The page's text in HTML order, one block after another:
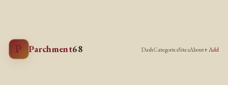
P Parchment68 DashCategoriesSitesAbout+ Add